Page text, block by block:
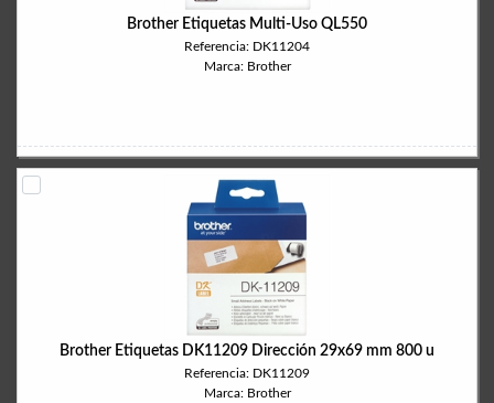
Brother Etiquetas Multi-Uso QL550
Referencia: DK11204
Marca: Brother
Brother Etiquetas DK11209 Dirección 29x69 mm 800 u
Referencia: DK11209
Marca: Brother